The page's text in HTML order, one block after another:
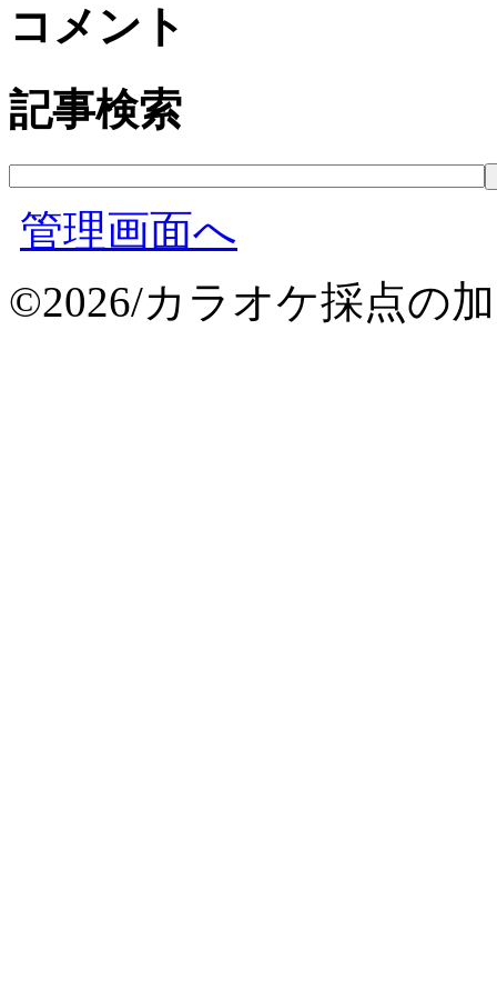
コメント
記事検索
管理画面へ
©2026/カラオケ採点の加